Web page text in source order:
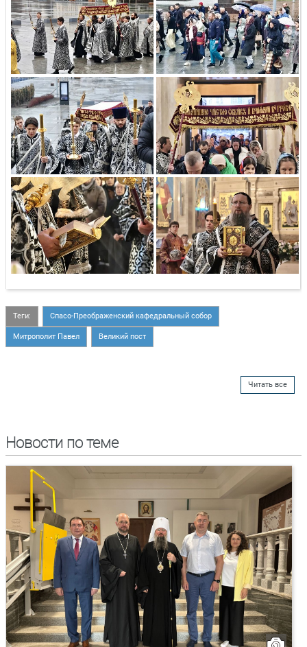
Теги: Спасо-Преображенский кафедральный собор
Митрополит Павел Великий пост
Читать все
Новости по теме